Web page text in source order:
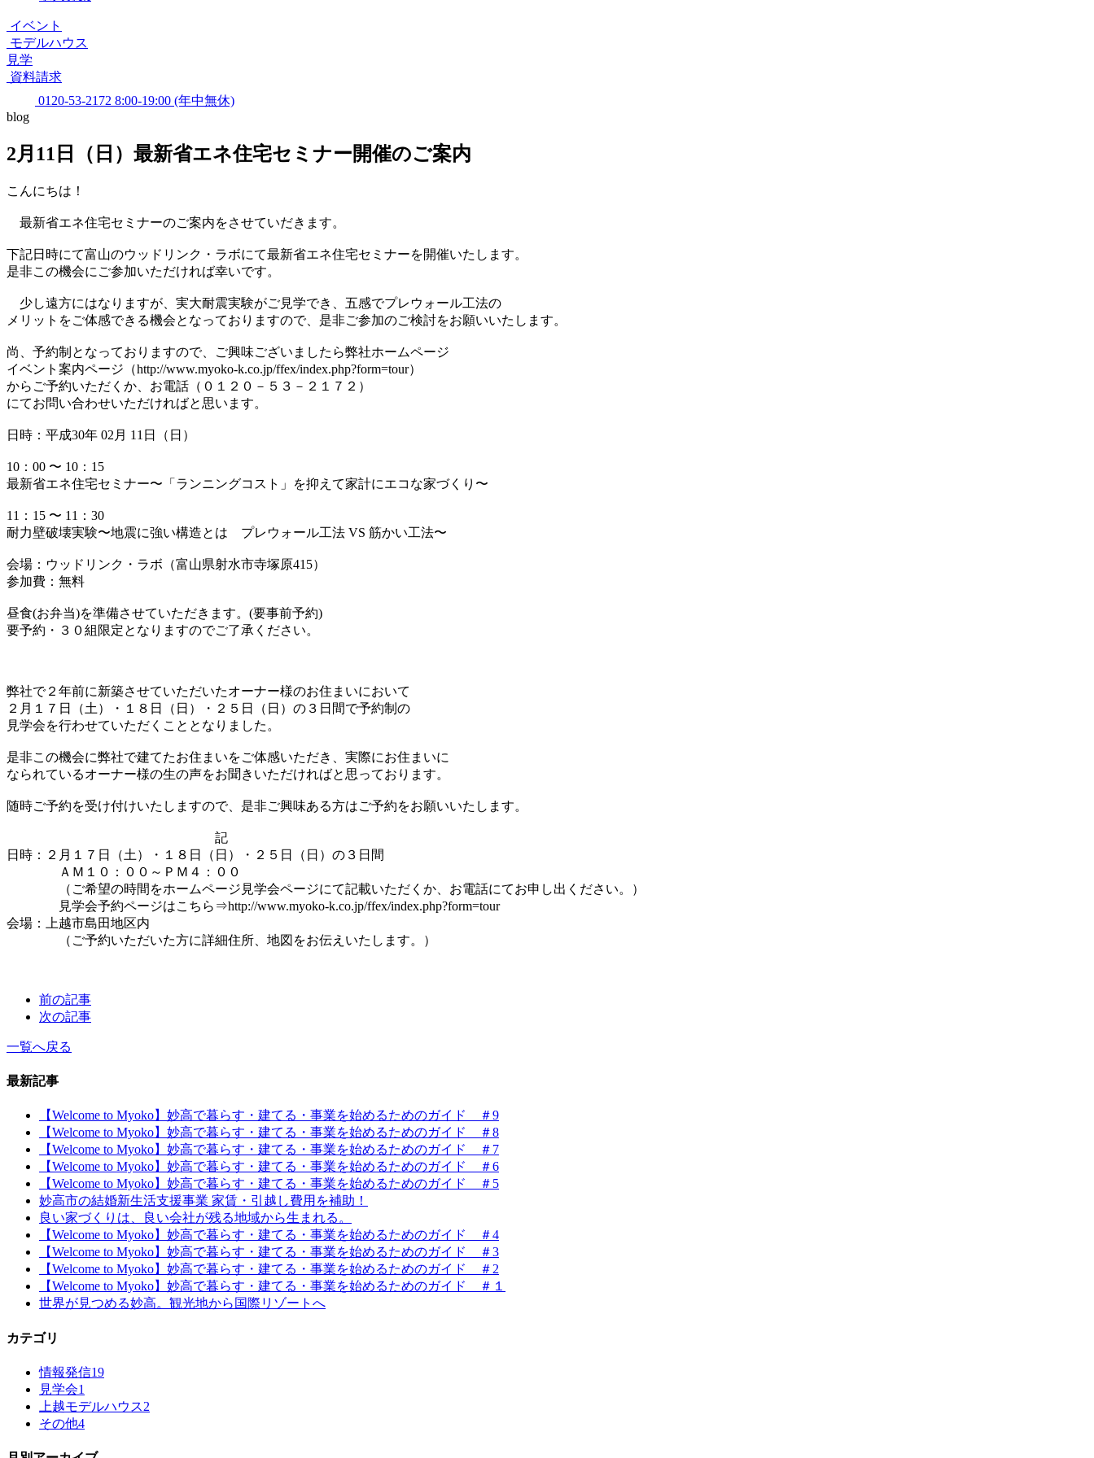
イベント
モデルハウス
見学
資料請求
0120-53-2172 8:00-19:00 (年中無休)
blog
2月11日（日）最新省エネ住宅セミナー開催のご案内
こんにちは！
最新省エネ住宅セミナーのご案内をさせていだきます。
下記日時にて富山のウッドリンク・ラボにて最新省エネ住宅セミナーを開催いたします。
是非この機会にご参加いただければ幸いです。
少し遠方にはなりますが、実大耐震実験がご見学でき、五感でプレウォール工法の
メリットをご体感できる機会となっておりますので、是非ご参加のご検討をお願いいたします。
尚、予約制となっておりますので、ご興味ございましたら弊社ホームページ
イベント案内ページ（http://www.myoko-k.co.jp/ffex/index.php?form=tour）
からご予約いただくか、お電話（０１２０－５３－２１７２）
にてお問い合わせいただければと思います。
日時：平成30年 02月 11日（日）
10：00 〜 10：15
最新省エネ住宅セミナー〜「ランニングコスト」を抑えて家計にエコな家づくり〜
11：15 〜 11：30
耐力壁破壊実験〜地震に強い構造とは プレウォール工法 VS 筋かい工法〜
会場：ウッドリンク・ラボ（富山県射水市寺塚原415）
参加費：無料
昼食(お弁当)を準備させていただきます。(要事前予約)
要予約・３０組限定となりますのでご了承ください。
弊社で２年前に新築させていただいたオーナー様のお住まいにおいて
２月１７日（土）・１８日（日）・２５日（日）の３日間で予約制の
見学会を行わせていただくこととなりました。
是非この機会に弊社で建てたお住まいをご体感いただき、実際にお住まいに
なられているオーナー様の生の声をお聞きいただければと思っております。
随時ご予約を受け付けいたしますので、是非ご興味ある方はご予約をお願いいたします。
記
日時：２月１７日（土）・１８日（日）・２５日（日）の３日間
ＡＭ１０：００～ＰＭ４：００
（ご希望の時間をホームページ見学会ページにて記載いただくか、お電話にてお申し出ください。）
見学会予約ページはこちら⇒http://www.myoko-k.co.jp/ffex/index.php?form=tour
会場：上越市島田地区内
（ご予約いただいた方に詳細住所、地図をお伝えいたします。）
前の記事
次の記事
一覧へ戻る
最新記事
【Welcome to Myoko】妙高で暮らす・建てる・事業を始めるためのガイド ＃9
【Welcome to Myoko】妙高で暮らす・建てる・事業を始めるためのガイド ＃8
【Welcome to Myoko】妙高で暮らす・建てる・事業を始めるためのガイド ＃7
【Welcome to Myoko】妙高で暮らす・建てる・事業を始めるためのガイド ＃6
【Welcome to Myoko】妙高で暮らす・建てる・事業を始めるためのガイド ＃5
妙高市の結婚新生活支援事業 家賃・引越し費用を補助！
良い家づくりは、良い会社が残る地域から生まれる。
【Welcome to Myoko】妙高で暮らす・建てる・事業を始めるためのガイド ＃4
【Welcome to Myoko】妙高で暮らす・建てる・事業を始めるためのガイド ＃3
【Welcome to Myoko】妙高で暮らす・建てる・事業を始めるためのガイド ＃2
【Welcome to Myoko】妙高で暮らす・建てる・事業を始めるためのガイド ＃１
世界が見つめる妙高。観光地から国際リゾートへ
カテゴリ
情報発信19
見学会1
上越モデルハウス2
その他4